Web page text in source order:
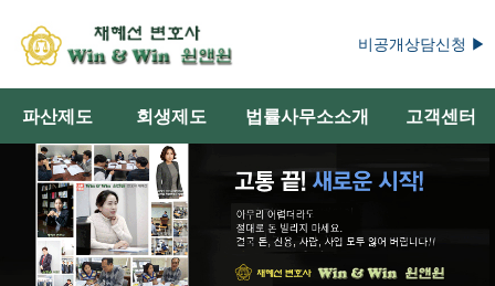
비공개상담신청 ▶
파산제도 회생제도 법률사무소소개 고객센터